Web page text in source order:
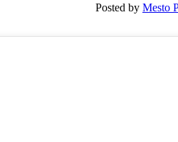
Posted by Mesto